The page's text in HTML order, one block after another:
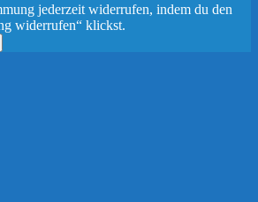
jederzeit widerrufen, indem du den
widerrufen“ klickst.